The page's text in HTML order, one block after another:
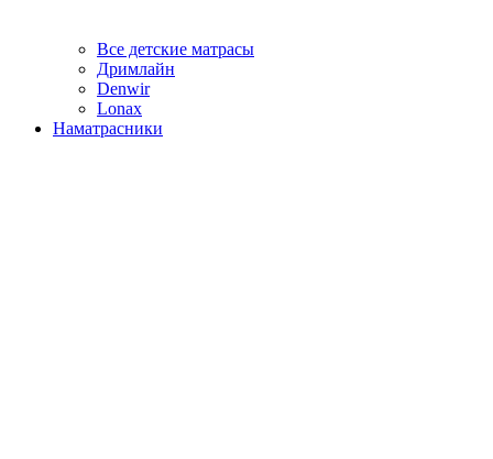
Все детские матрасы
Дримлайн
Denwir
Lonax
Наматрасники